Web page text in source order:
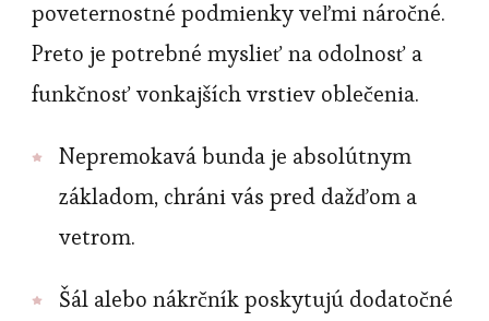
poveternostné podmienky veľmi náročné.
Preto je potrebné myslieť na odolnosť a
funkčnosť vonkajších vrstiev oblečenia.
Nepremokavá bunda je absolútnym
základom, chráni vás pred dažďom a
vetrom.
Šál alebo nákrčník poskytujú dodatočné